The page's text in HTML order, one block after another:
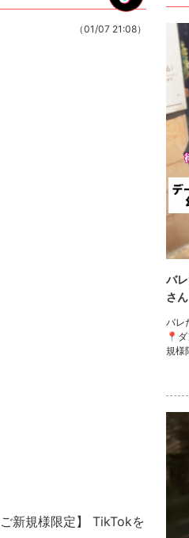
（01/07 21:08）
新規様限定】 TikTokを
バ
さ
バレ
📍
規様
ん
リ！
Tok